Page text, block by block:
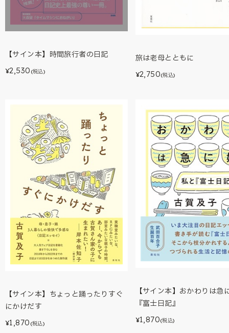
【サイン本】時間旅行者の日記
¥2,530 (税込)
旅は老母とともに
¥2,750(税込)
【サイン本】ちょっと踊ったりすぐ
にかけだす
¥1,870 (税込)
【サイン本】おかわりは急
『富士日記』
¥1,870(税込)